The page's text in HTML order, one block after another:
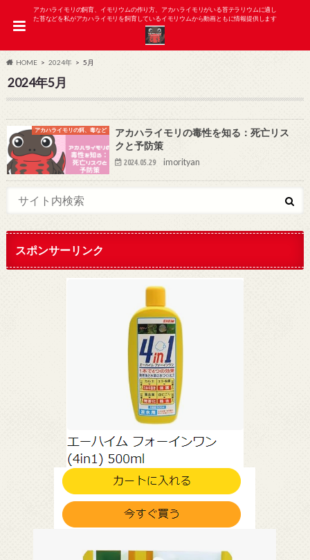
アカハライモリの飼育、イモリウムの作り方、アカハライモリがいる苔テラリウムに適し
た苔などを私がアカハライモリを飼育しているイモリウムから動画ともに情報提供します
HOME 2024年 5月
2024年5月
アカハライモリの餌、毒など
アカハライモリの毒性を知る：死亡リス
クと予防策
2024.05.29 imorityan
スポンサーリンク